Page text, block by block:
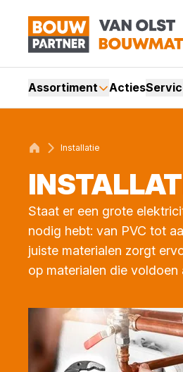
Assortiment Acties
Installatie
Staat er een grote
nodig hebt: van PVC tot
juiste materialen zorgt
op materialen die